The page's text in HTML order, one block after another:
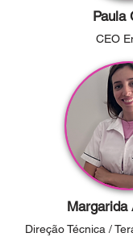
Paula
CEO
Margarida
Direção Técnica /